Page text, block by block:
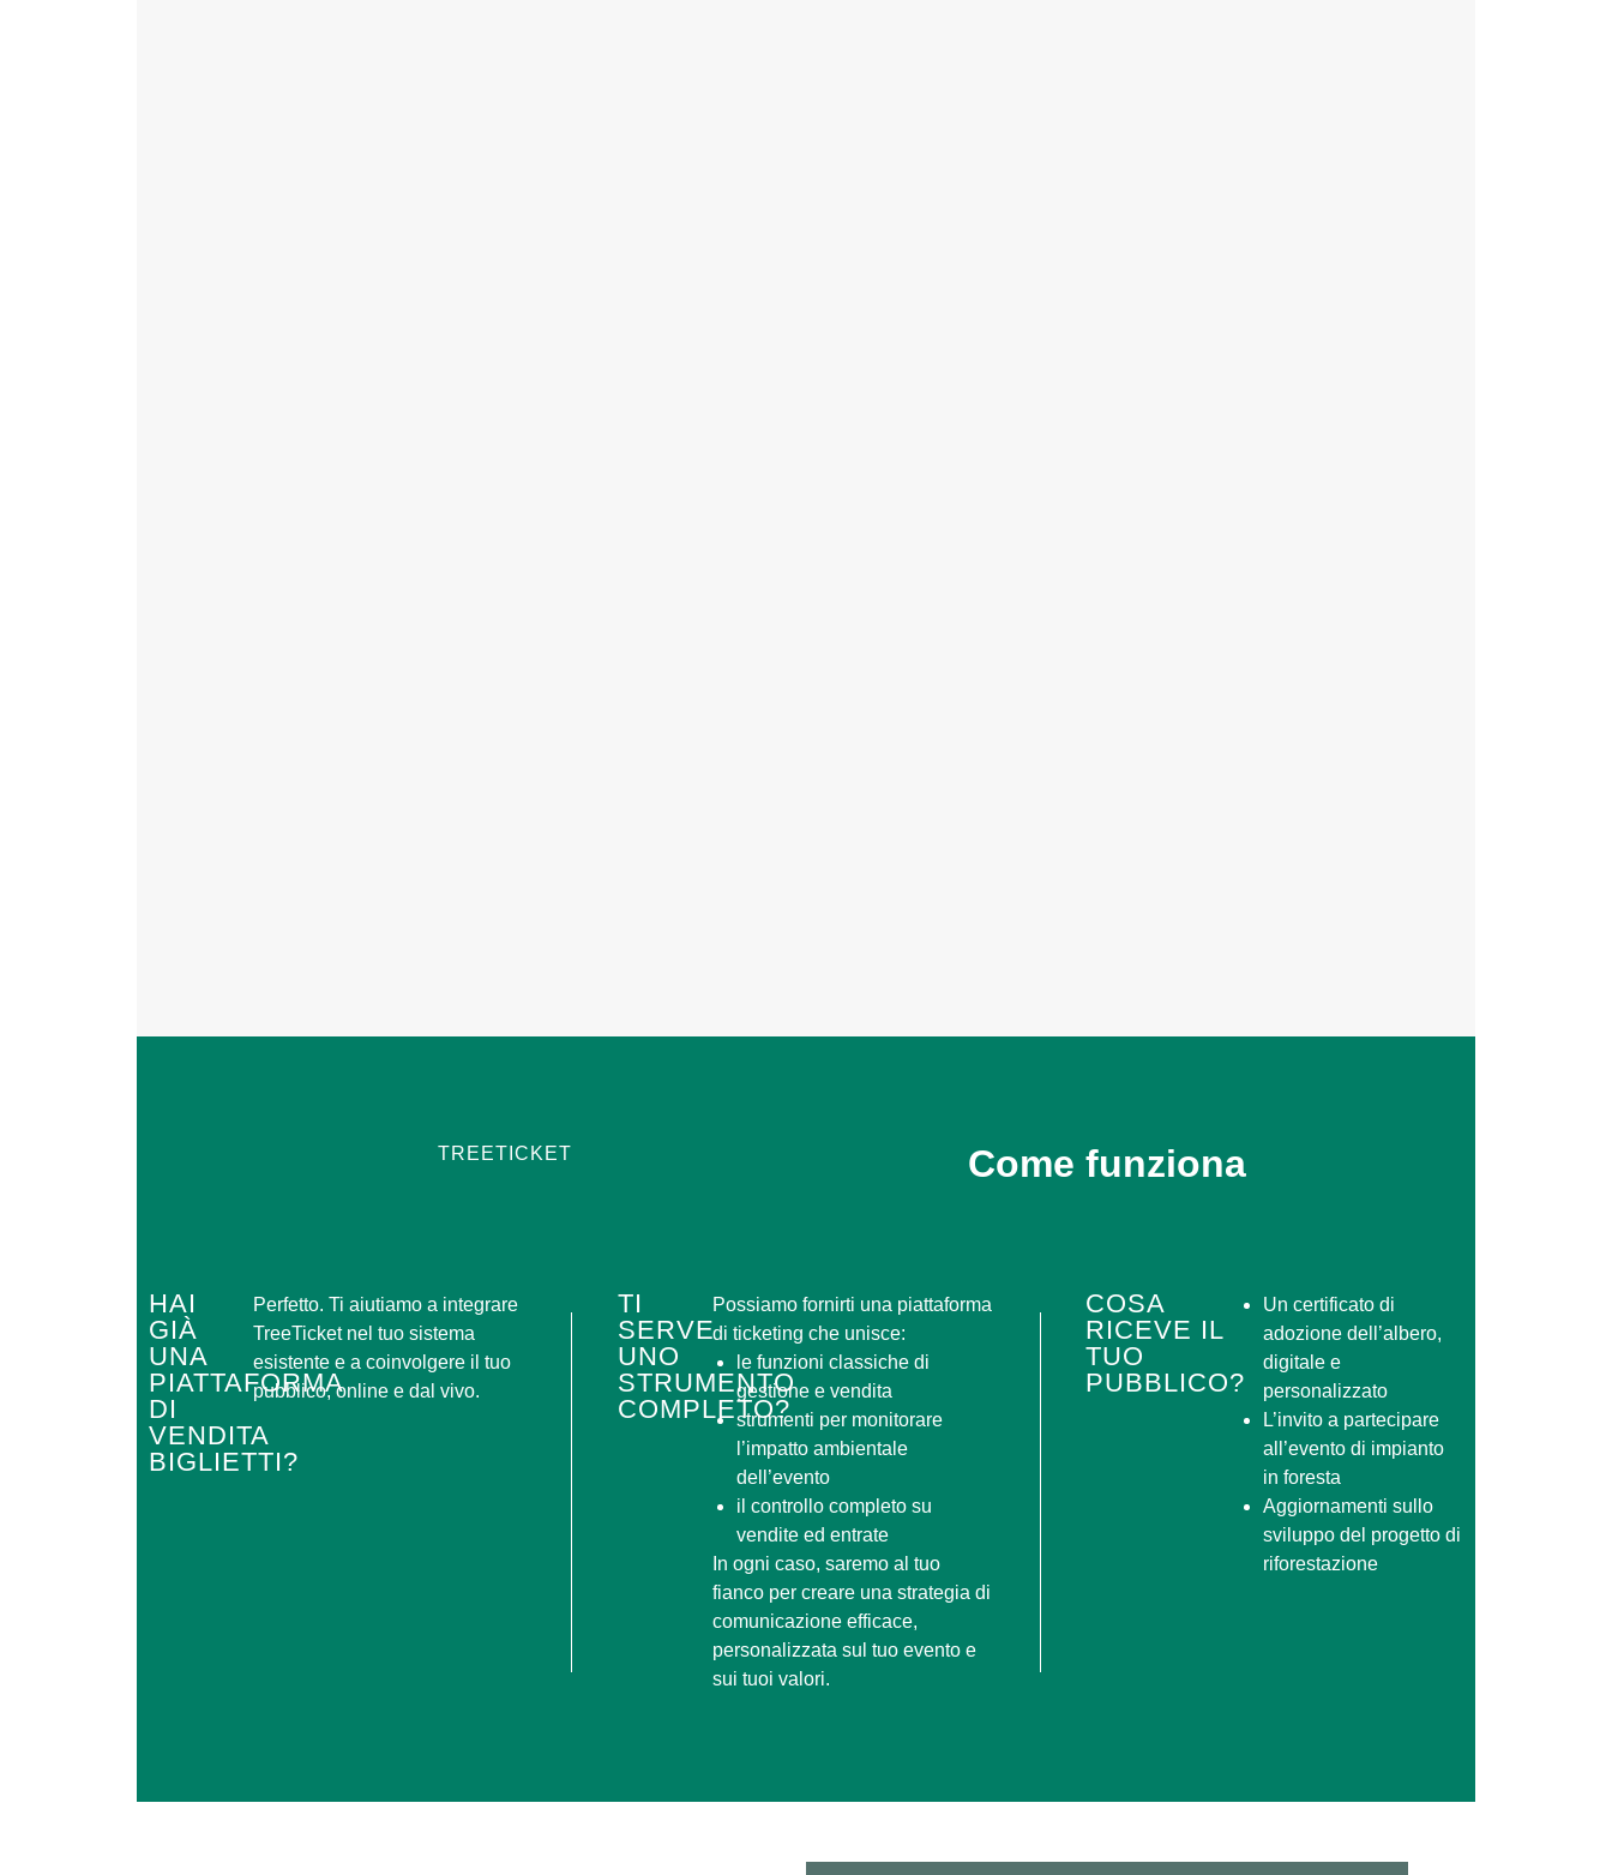
TREETICKET Come funziona
HAI
GIÀ
UNA
PIATTAFORMA
DI
VENDITA
BIGLIETTI?
Perfetto. Ti aiutiamo a integrare
TreeTicket nel tuo sistema
esistente e a coinvolgere il tuo
pubblico, online e dal vivo.
TI
SERVE
UNO
STRUMENTO
COMPLETO?
Possiamo fornirti una piattaforma
di ticketing che unisce:
le funzioni classiche di
gestione e vendita
strumenti per monitorare
l’impatto ambientale
dell’evento
il controllo completo su
vendite ed entrate
In ogni caso, saremo al tuo
fianco per creare una strategia di
comunicazione efficace,
personalizzata sul tuo evento e
sui tuoi valori.
COSA
RICEVE IL
TUO
PUBBLICO?
Un certificato di
adozione dell’albero,
digitale e
personalizzato
L’invito a partecipare
all’evento di impianto
in foresta
Aggiornamenti sullo
sviluppo del progetto di
riforestazione